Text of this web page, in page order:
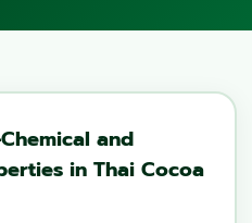
and
in Thai Cocoa